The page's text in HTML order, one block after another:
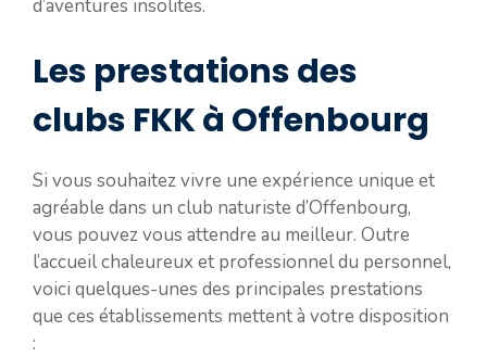
d’aventures insolites.
Les prestations des
clubs FKK à Offenbourg
Si vous souhaitez vivre une expérience unique et
agréable dans un club naturiste d’Offenbourg,
vous pouvez vous attendre au meilleur. Outre
l’accueil chaleureux et professionnel du personnel,
voici quelques-unes des principales prestations
que ces établissements mettent à votre disposition
: